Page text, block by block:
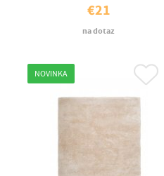
€21
na dotaz
NOVINKA